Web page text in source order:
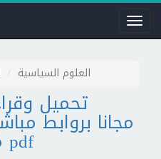
Toggle
العلوم السياسية
تحميل
مكتبة تحميل كتب pdf